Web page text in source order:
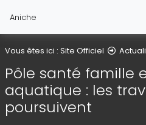
Aniche
Vous êtes ici : Site Officiel
Pôle santé famille
aquatique : les
poursuivent